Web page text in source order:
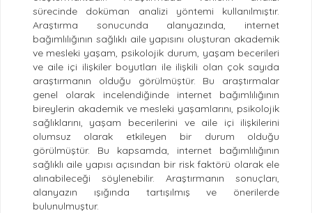
sürecinde doküman analizi yöntemi kullanılmıştır.
Araştırma sonucunda alanyazında, internet
bağımlılığının sağlıklı aile yapısını oluşturan akademik
ve mesleki yaşam, psikolojik durum, yaşam becerileri
ve aile içi ilişkiler boyutları ile ilişkili olan çok sayıda
araştırmanın olduğu görülmüştür. Bu araştırmalar
genel olarak incelendiğinde internet bağımlılığının
bireylerin akademik ve mesleki yaşamlarını, psikolojik
sağlıklarını, yaşam becerilerini ve aile içi ilişkilerini
olumsuz olarak etkileyen bir durum olduğu
görülmüştür. Bu kapsamda, internet bağımlılığının
sağlıklı aile yapısı açısından bir risk faktörü olarak ele
alınabileceği söylenebilir. Araştırmanın sonuçları,
alanyazın ışığında tartışılmış ve önerilerde
bulunulmuştur.